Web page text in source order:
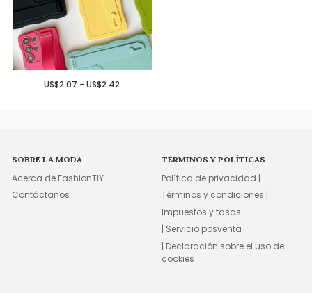
US$2.07 - US$2.42
SOBRE LA MODA
Acerca de FashionTIY
Contáctanos
TÉRMINOS Y POLÍTICAS
Política de privacidad |
Términos y condiciones |
Impuestos y tasas
| Servicio posventa
| Declaración sobre el uso de
cookies